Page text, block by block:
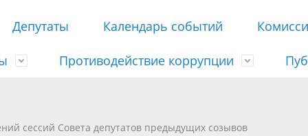
Депутаты Календарь событий
решений сессий Совета
недействующими решений
Противодействие коррупции
сессий Совета депутатов предыдущих созывов